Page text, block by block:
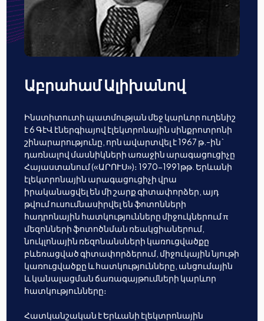
Աբրահամ Ալիխանով
Ինստիտուտի պատմության մեջ կարևոր ուղենիշ
է 6 ԳէՎ էներգիայով էլեկտրոնային սինքրոտրոնի
շինարարությունը, որն ավարտվել է 1967 թ.-ին`
դառնալով մասնիկների առաջին արագացուցիչը
Հայաստանում («ԱՐՈՒՍ»)։ 1970-1991թթ. Երևանի
էլեկտրոնային արագացուցիչի վրա
իրականացվել են մի շարք գիտափորձեր, այդ
թվում ուսումնասիրվել են ֆոտոնների
հադրոնային հատկությունները միջուկներում π
մեզոնների ֆոտոծնման ռեակցիաներում,
նուկլոնային ռեզոնանսների կառուցվածքը
բևեռացված գիտափորձերում, միջուկային նյութի
կառուցվածքը և հատկությունները, անցումային
և կանալացման ճառագայթումների կարևոր
հատկությունները։
Հատկանշական է Երևանի էլեկտրոնային